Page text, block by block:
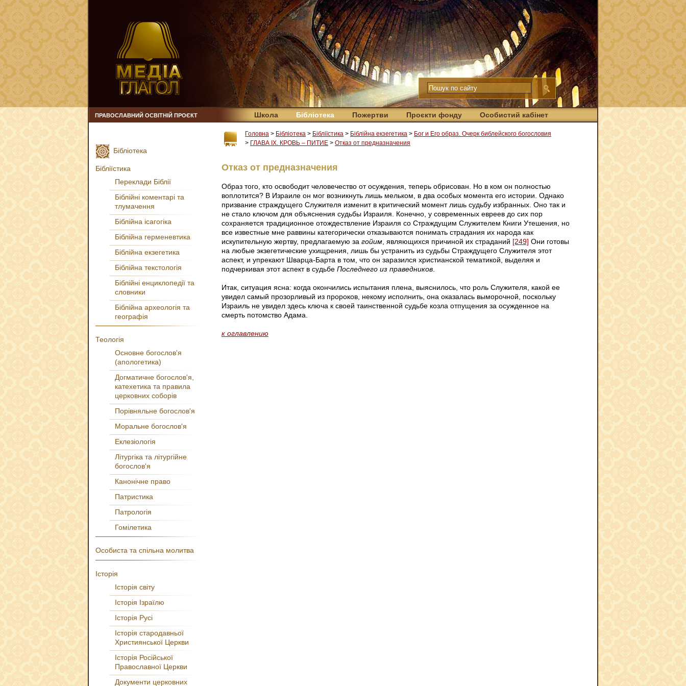
ПРАВОСЛАВНИЙ ОСВІТНІЙ ПРОЄКТ Школа Бібліотека Пожертви Проєкти фонду Особистий кабінет
Головна > Бібліотека > Бібліїстика > Біблійна екзегетика > Бог и Его образ. Очерк библейского богословия
> ГЛАВА IX. КРОВЬ – ПИТИЕ > Отказ от предназначения
Отказ от предназначения
Образ того, кто освободит человечество от осуждения, теперь обрисован. Но в ком он полностью
воплотится? В Израиле он мог возникнуть лишь мельком, в два особых момента его истории. Однако
призвание страждущего Служителя изменит в критический момент лишь судьбу избранных. Оно так и
не стало ключом для объяснения судьбы Израиля. Конечно, у современных евреев до сих пор
сохраняется традиционное отождествление Израиля со Страждущим Служителем Книги Утешения, но
все известные мне раввины категорически отказываются понимать страдания их народа как
искупительную жертву, предлагаемую за гойим , являющихся причиной их страданий [249] Они готовы
на любые экзегетические ухищрения, лишь бы устранить из судьбы Страждущего Служителя этот
аспект, и упрекают Шварца-Барта в том, что он заразился христианской тематикой, выделяя и
подчеркивая этот аспект в судьбе Последнего из праведников
Итак, ситуация ясна: когда окончились испытания плена, выяснилось, что роль Служителя, какой ее
увидел самый прозорливый из пророков, некому исполнить, она оказалась выморочной, поскольку
Израиль не увидел здесь ключа к своей таинственной судьбе козла отпущения за осужденное на
смерть потомство Адама.
к оглавлению
Бібліотека
Бібліїстика
Переклади Біблії
Біблійні коментарі та
тлумачення
Біблійна ісагогіка
Біблійна герменевтика
Біблійна екзегетика
Біблійна текстологія
Біблійні енциклопедії та
словники
Біблійна археологія та
географія
Теологія
Основне богослов'я
(апологетика)
Догматичне богослов'я,
катехетика та правила
церковних соборів
Порівняльне богослов'я
Моральне богослов'я
Еклезіологія
Літургіка та літургійне
богослов'я
Канонічне право
Патристика
Патрологія
Гомілетика
Особиста та спільна молитва
Історія
Історія світу
Історія Ізраїлю
Історія Русі
Історія стародавньої
Християнської Церкви
Історія Російської
Православної Церкви
Документи церковних